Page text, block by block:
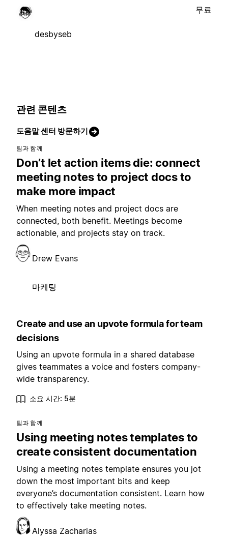
desbyseb
무료
관련 콘텐츠
도움말 센터 방문하기
팀과 함께
Don’t let action items die: connect
meeting notes to project docs to
make more impact
When meeting notes and project docs are
connected, both benefit. Meetings become
actionable, and projects stay on track.
Drew Evans
마케팅
Create and use an upvote formula for team
decisions
Using an upvote formula in a shared database
gives teammates a voice and fosters company-
wide transparency.
소요 시간: 5분
팀과 함께
Using meeting notes templates to
create consistent documentation
Using a meeting notes template ensures you jot
down the most important bits and keep
everyone’s documentation consistent. Learn how
to effectively take meeting notes.
Alyssa Zacharias